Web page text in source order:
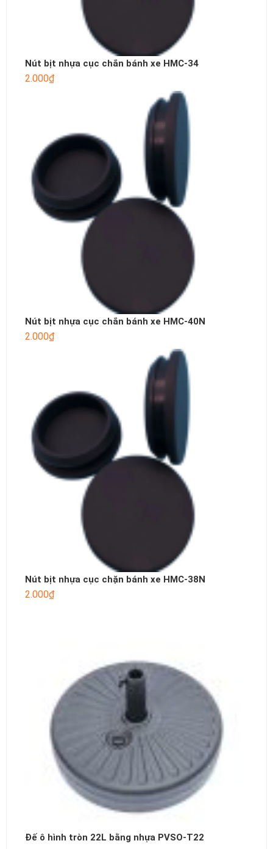
Nút bịt nhựa cục chắn bánh xe HMC-34
2.000₫
Nút bịt nhựa cục chắn bánh xe HMC-40N
2.000₫
Nút bịt nhựa cục chặn bánh xe HMC-38N
2.000₫
Đế ô hình tròn 22L bằng nhựa PVSO-T22